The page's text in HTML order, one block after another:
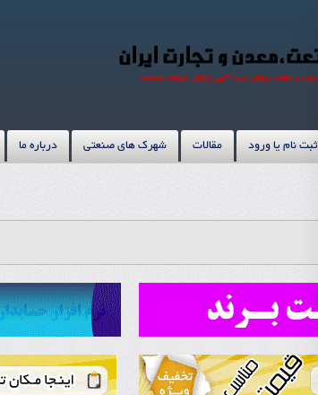
ثبت نام یا ورود مقالات شهرک های صنعتی درباره ما